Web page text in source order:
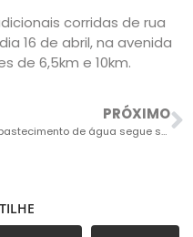
corridas de rua
16 de abril, na avenida
de 6,5km e 10km.
PRÓXIMO
Abastecimento de água segue sem rodízio desde o início do ano